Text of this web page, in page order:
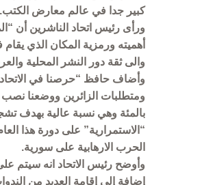
كبير جدا في عالم معارض الكتب.
ورأى رئيس اتحاد الناشرين أن
أهميته ورمزية المكان الذي
والى ثقة دور النشر المحلية
وأضاف حافظ “حرصنا في الاتحاد
بالمئة وهي نسبة عالية بهدف
“الاستمرارية” على دورة هذا
الحرب الارهابية على سورية.
وأوضح رئيس الاتحاد انه سيتم
إضافة إلى إقامة العديد من